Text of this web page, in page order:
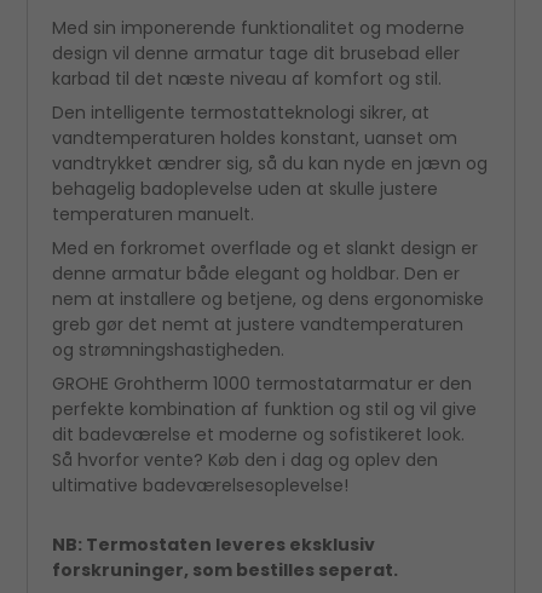
Med sin imponerende funktionalitet og moderne
design vil denne armatur tage dit brusebad eller
karbad til det næste niveau af komfort og stil.
Den intelligente termostatteknologi sikrer, at
vandtemperaturen holdes konstant, uanset om
vandtrykket ændrer sig, så du kan nyde en jævn og
behagelig badoplevelse uden at skulle justere
temperaturen manuelt.
Med en forkromet overflade og et slankt design er
denne armatur både elegant og holdbar. Den er
nem at installere og betjene, og dens ergonomiske
greb gør det nemt at justere vandtemperaturen
og strømningshastigheden.
GROHE Grohtherm 1000 termostatarmatur er den
perfekte kombination af funktion og stil og vil give
dit badeværelse et moderne og sofistikeret look.
Så hvorfor vente? Køb den i dag og oplev den
ultimative badeværelsesoplevelse!
NB: Termostaten leveres eksklusiv
forskruninger, som bestilles seperat.